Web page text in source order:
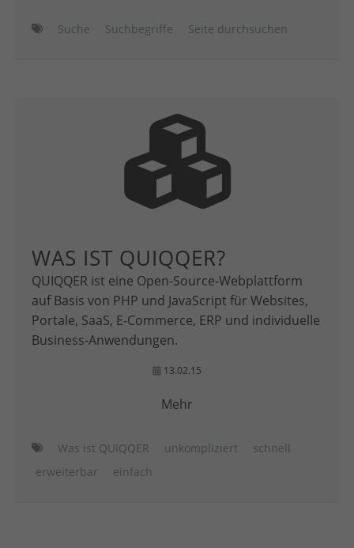
Suche Suchbegriffe Seite durchsuchen
WAS IST QUIQQER?
QUIQQER ist eine Open-Source-Webplattform
auf Basis von PHP und JavaScript für Websites,
Portale, SaaS, E-Commerce, ERP und individuelle
Business-Anwendungen.
13.02.15
Mehr
Was ist QUIQQER unkompliziert
schnell
erweiterbar
einfach